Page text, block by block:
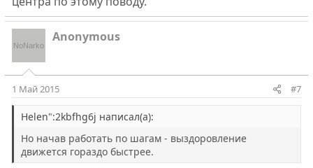
Anonymous
1 Май 2015 #7
Helen":2kbfhg6j написал(а):
Но начав работать по шагам - выздоровление
движется гораздо быстрее.